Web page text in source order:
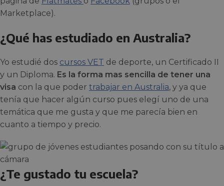
Marketplace).
¿Qué has estudiado en Australia?
Yo estudié dos cursos VET de deporte, un Certificado II
y un Diploma. Es la forma mas sencilla de tener una
visa con la que poder trabajar en Australia, y ya que
tenía que hacer algún curso pues elegí uno de una
temática que me gusta y que me parecía bien en
cuanto a tiempo y precio.
¿Te gustado tu escuela?